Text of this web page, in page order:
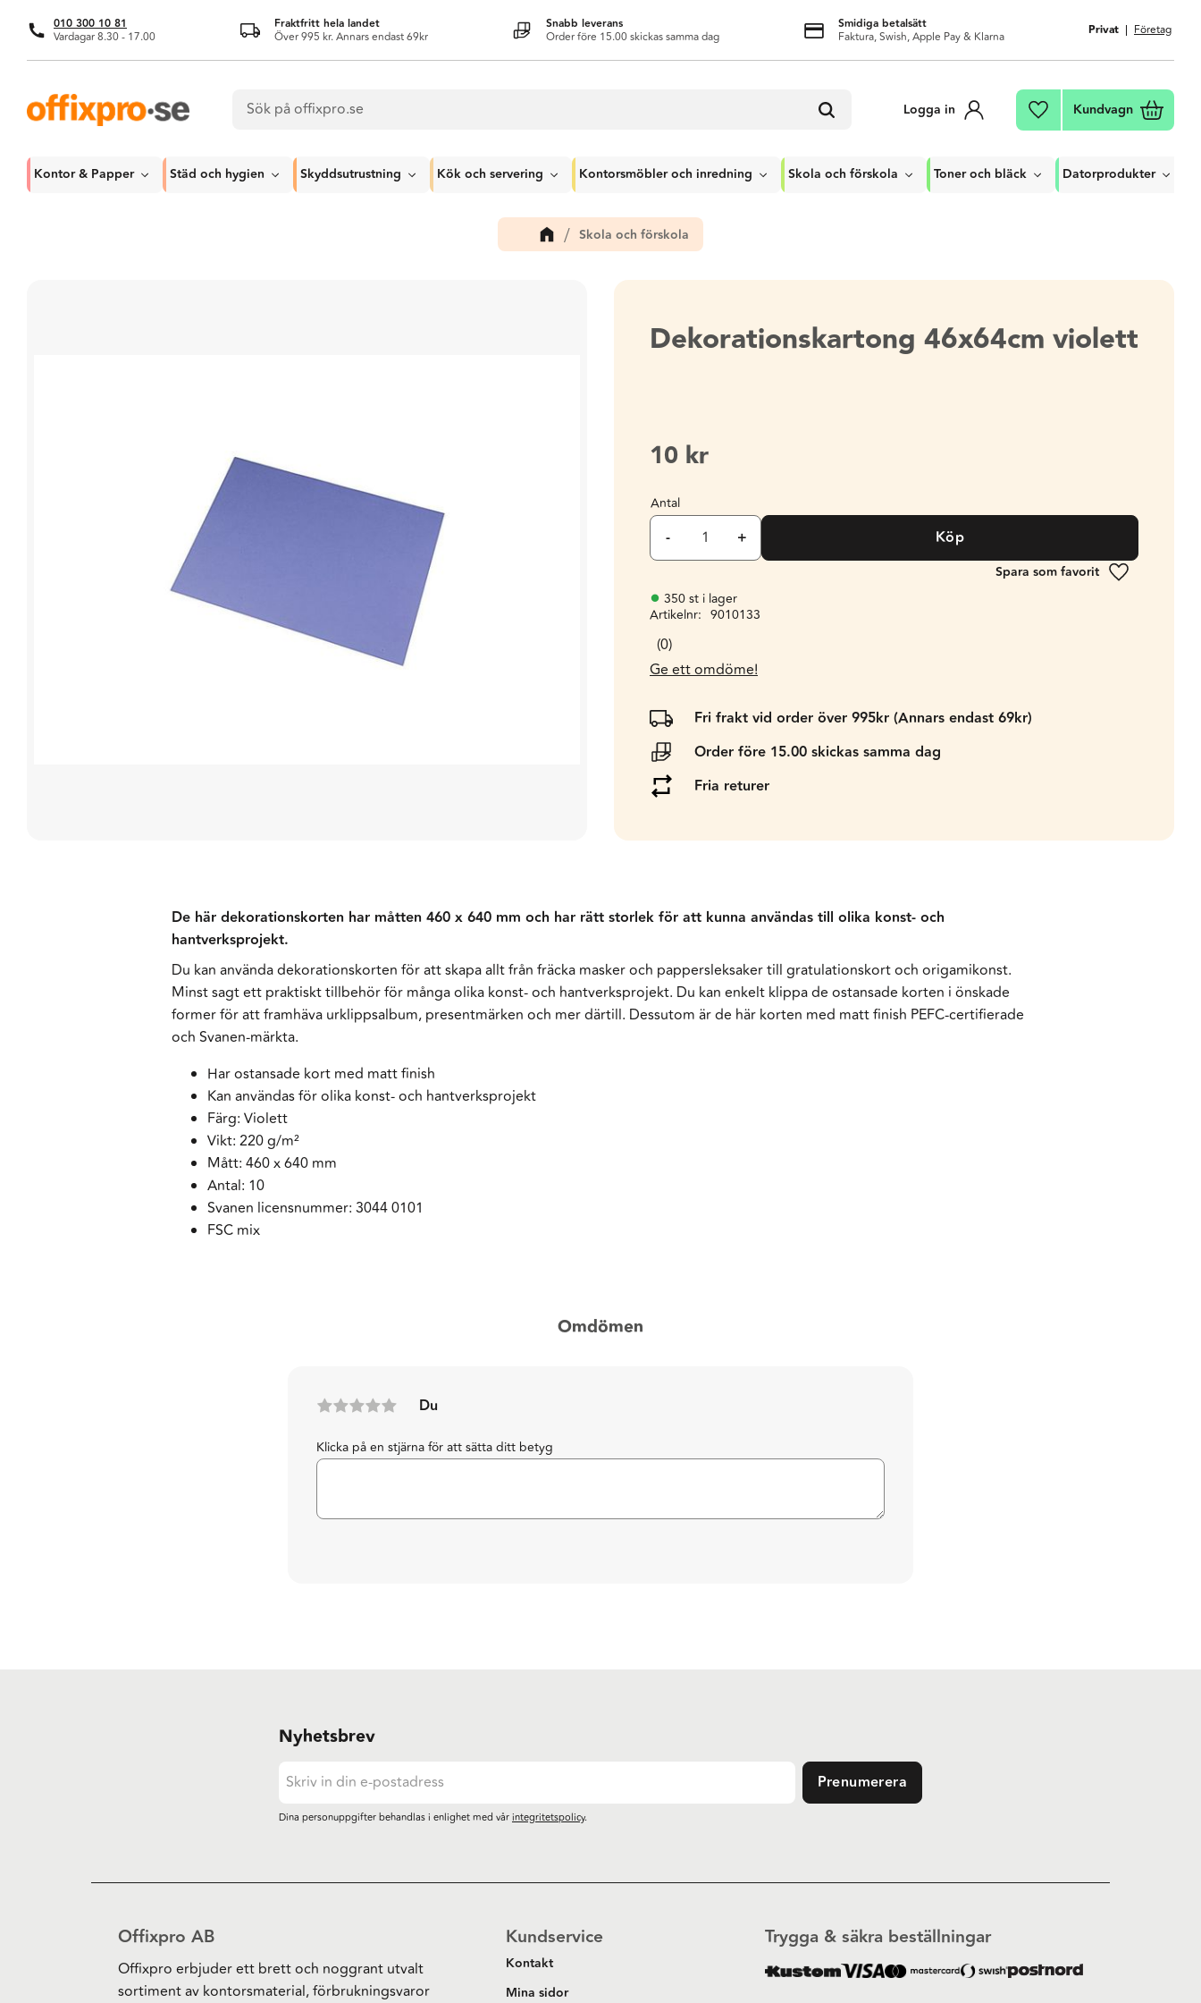
010 300 10 81
Vardagar 8.30 - 17.00
Fraktfritt hela landet
Över 995 kr. Annars endast 69kr
Snabb leverans
Order före 15.00 skickas samma dag
Smidiga betalsätt
Faktura, Swish, Apple Pay & Klarna Privat Företag
Logga in Favoriter
Kundvagn
Kontor & Papper Städ och hygien Skyddsutrustning Kök och servering Kontorsmöbler och inredning Skola och förskola Toner och bläck Datorprodukter
Skola och förskola
Dekorationskartong 46x64cm violett
10 kr
Antal
+
- Köp
Lägg till i
350 st i lager
Artikelnr
9010133
0
Ge ett omdöme!
Fri frakt vid order över 995kr (Annars endast 69kr)
Order före 15.00 skickas samma dag
Fria returer
De här dekorationskorten har måtten 460 x 640 mm och har rätt storlek för att kunna användas till olika konst- och
hantverksprojekt.
Du kan använda dekorationskorten för att skapa allt från fräcka masker och pappersleksaker till gratulationskort och origamikonst.
Minst sagt ett praktiskt tillbehör för många olika konst- och hantverksprojekt. Du kan enkelt klippa de ostansade korten i önskade
former för att framhäva urklippsalbum, presentmärken och mer därtill. Dessutom är de här korten med matt finish PEFC-certifierade
och Svanen-märkta.
Har ostansade kort med matt finish
Kan användas för olika konst- och hantverksprojekt
Färg: Violett
Vikt: 220 g/m²
Mått: 460 x 640 mm
Antal: 10
Svanen licensnummer: 3044 0101
FSC mix
Omdömen
Du
Klicka på en stjärna för att sätta ditt betyg
Nyhetsbrev
Prenumerera
Dina personuppgifter behandlas i enlighet med vårintegritetspolicy.
Offixpro AB
Offixpro erbjuder ett brett och noggrant utvalt
sortiment av kontorsmaterial, förbrukningsvaror
Kundservice
Kontakt
Mina sidor
Trygga & säkra beställningar